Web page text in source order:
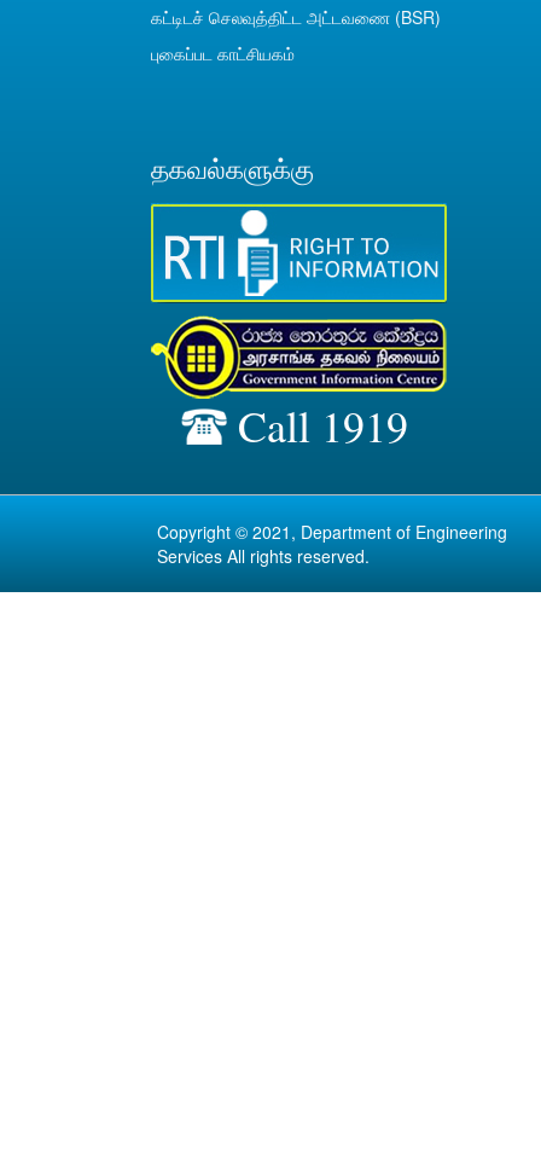
கட்டிடச் செலவுத்திட்ட அட்டவணை (BSR)
புகைப்பட காட்சியகம்
தகவல்களுக்கு
Call 1919
Copyright © 2021, Department of Engineering
Services All rights reserved.